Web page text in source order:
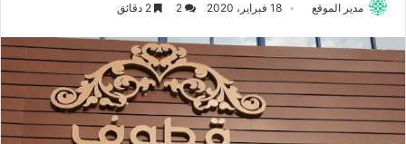
مدير الموقع 18 فبراير، 2020